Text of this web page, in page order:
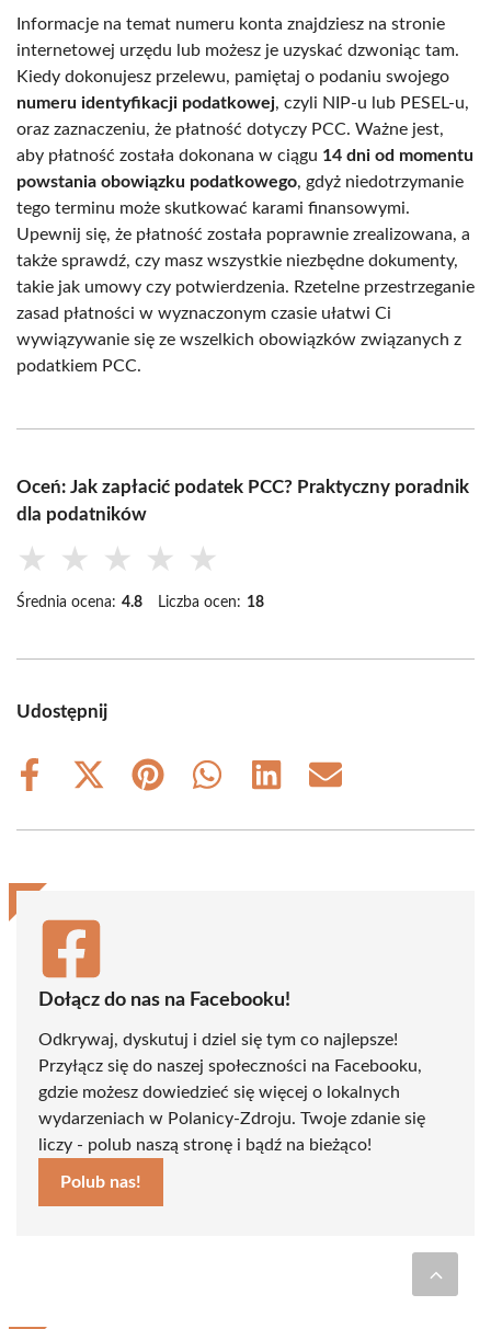
Informacje na temat numeru konta znajdziesz na stronie
internetowej urzędu lub możesz je uzyskać dzwoniąc tam.
Kiedy dokonujesz przelewu, pamiętaj o podaniu swojego
numeru identyfikacji podatkowej, czyli NIP-u lub PESEL-u,
oraz zaznaczeniu, że płatność dotyczy PCC. Ważne jest,
aby płatność została dokonana w ciągu 14 dni od momentu
powstania obowiązku podatkowego, gdyż niedotrzymanie
tego terminu może skutkować karami finansowymi.
Upewnij się, że płatność została poprawnie zrealizowana, a
także sprawdź, czy masz wszystkie niezbędne dokumenty,
takie jak umowy czy potwierdzenia. Rzetelne przestrzeganie
zasad płatności w wyznaczonym czasie ułatwi Ci
wywiązywanie się ze wszelkich obowiązków związanych z
podatkiem PCC.
Oceń: Jak zapłacić podatek PCC? Praktyczny poradnik
dla podatników
★ ★ ★ ★ ★
Średnia ocena: 4.8 Liczba ocen: 18
Udostępnij
Share
Share
(Twitter)
Share
Share
Share
Share
Dołącz do nas na Facebooku!
Odkrywaj, dyskutuj i dziel się tym co najlepsze!
Przyłącz się do naszej społeczności na Facebooku,
gdzie możesz dowiedzieć się więcej o lokalnych
wydarzeniach w Polanicy-Zdroju. Twoje zdanie się
liczy - polub naszą stronę i bądź na bieżąco!
Polub nas!